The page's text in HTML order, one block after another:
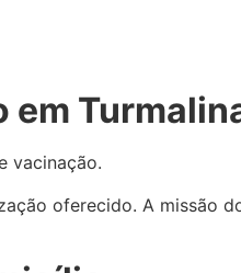
em
vacinação.
oferecido. A missão